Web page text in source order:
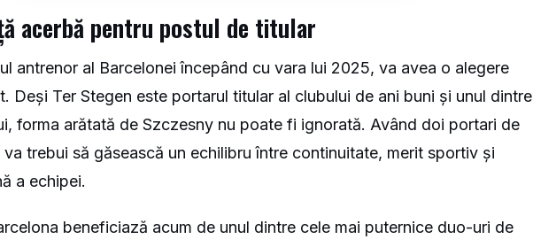
acerbă pentru postul de titular
antrenor al Barcelonei începând cu vara lui 2025, va avea o alegere
Deși Ter Stegen este portarul titular al clubului de ani buni și unul dintre
forma arătată de Szczesny nu poate fi ignorată. Având doi portari de
trebui să găsească un echilibru între continuitate, merit sportiv și
a echipei.
beneficiază acum de unul dintre cele mai puternice duo-uri de